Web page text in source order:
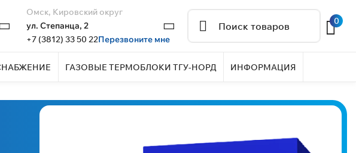
Омск, Кировский округ
ул. Степанца, 2
+7 (3812) 33 50 22Перезвоните мне
0
ГАЗОВЫЕ ТЕРМОБЛОКИ ТГУ-НОРД ИНФОРМАЦИЯ